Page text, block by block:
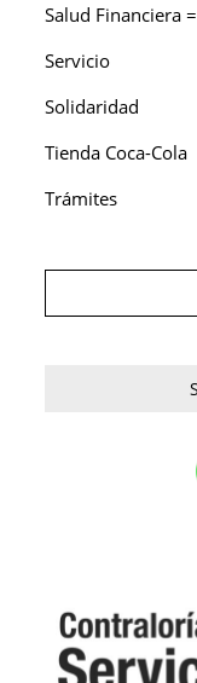
Salud Financiera
Servicio
Solidaridad
Tienda Coca-Cola
Trámites